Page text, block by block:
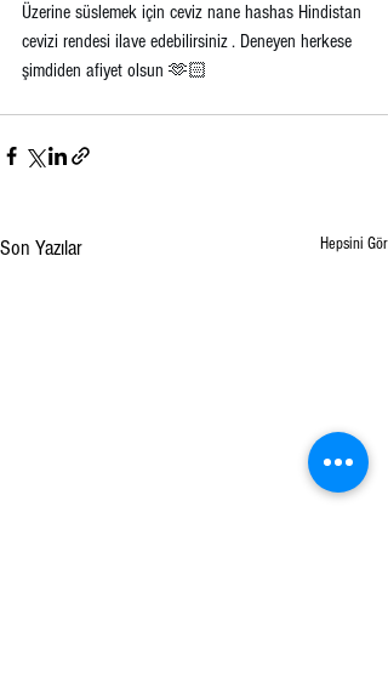
Üzerine süslemek için ceviz nane hashas Hindistan
cevizi rendesi ilave edebilirsiniz . Deneyen herkese
şimdiden afiyet olsun 🫶🏻
Son Yazılar Hepsini Gör